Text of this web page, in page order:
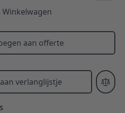
Winkelwagen
aan offerte
verlanglijstje